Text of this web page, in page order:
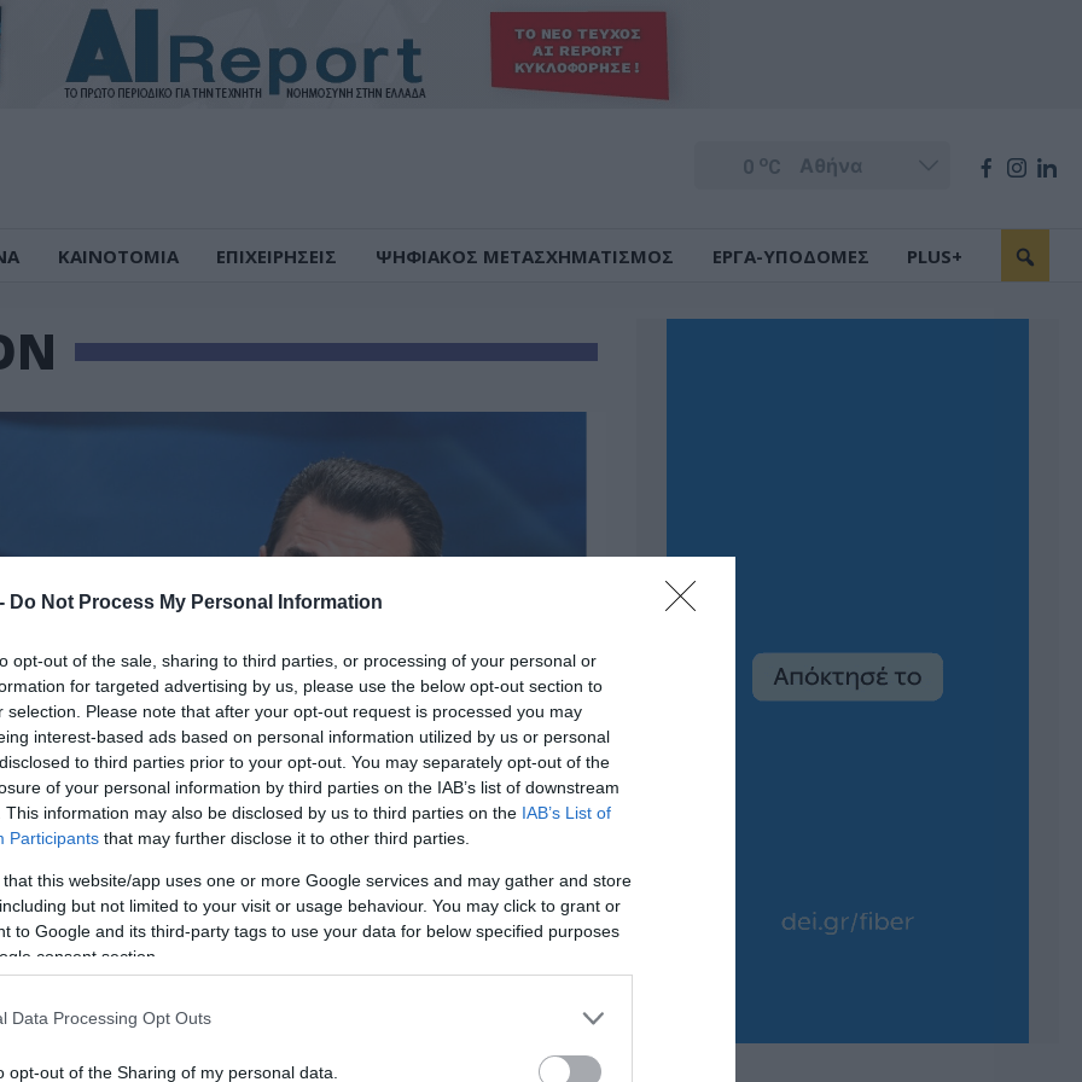
Do Not Process My Personal Information
opt-out of the sale, sharing to third parties, or processing of your personal or
for targeted advertising by us, please use the below opt-out section to
selection. Please note that after your opt-out request is processed you may
interest-based ads based on personal information utilized by us or personal
to third parties prior to your opt-out. You may separately opt-out of the
of your personal information by third parties on the IAB’s list of downstream
This information may also be disclosed by us to third parties on the IAB’s List of
Participants that may further disclose it to other third parties.
that this website/app uses one or more Google services and may gather and store
but not limited to your visit or usage behaviour. You may click to grant or
to Google and its third-party tags to use your data for below specified purposes
consent section.
Data Processing Opt Outs
opt-out of the Sharing of my personal data.
0 oC
ΚΑΙΝΟΤΟΜΙΑ ΕΠΙΧΕΙΡΗΣΕΙΣ ΨΗΦΙΑΚΟΣ ΜΕΤΑΣΧΗΜΑΤΙΣΜΟΣ ΕΡΓΑ-ΥΠΟΔΟΜΕΣ PLUS+